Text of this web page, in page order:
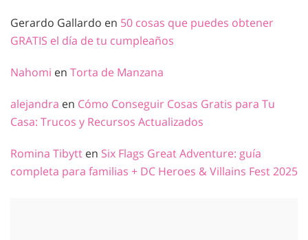
Gerardo Gallardo en 50 cosas que puedes obtener
GRATIS el día de tu cumpleaños
Nahomi en Torta de Manzana
alejandra en Cómo Conseguir Cosas Gratis para Tu
Casa: Trucos y Recursos Actualizados
Romina Tibytt en Six Flags Great Adventure: guía
completa para familias + DC Heroes & Villains Fest 2025